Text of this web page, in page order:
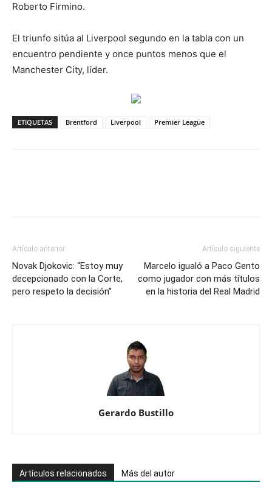
Roberto Firmino.
El triunfo sitúa al Liverpool segundo en la tabla con un
encuentro pendiente y once puntos menos que el
Manchester City, líder.
ETIQUETAS Brentford Liverpool Premier League
Artículo anterior
Novak Djokovic: “Estoy muy
decepcionado con la Corte,
pero respeto la decisión”
Artículo siguiente
Marcelo igualó a Paco Gento
como jugador con más títulos
en la historia del Real Madrid
Gerardo Bustillo
Artículos relacionados Más del autor